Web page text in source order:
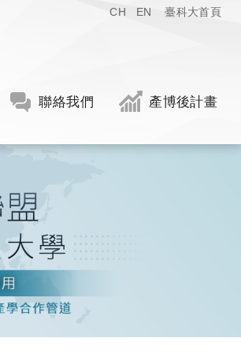
CH EN 臺科大首頁
聯絡我們 產博後計畫